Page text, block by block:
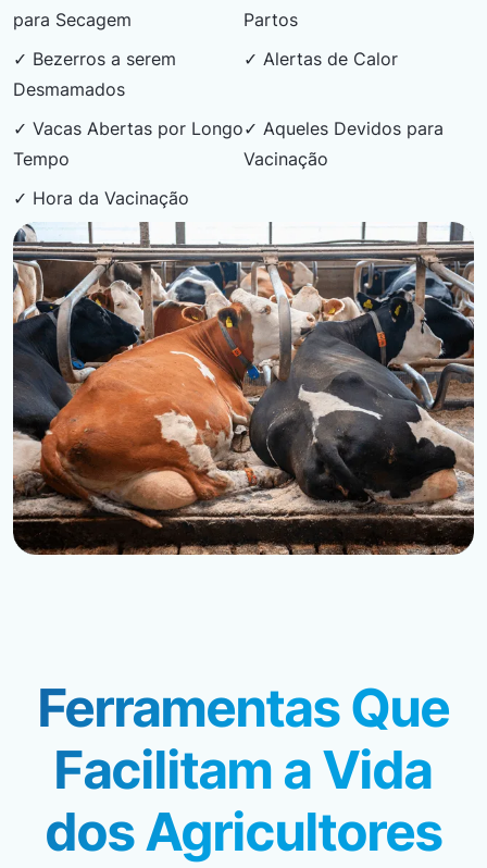
para Secagem
Partos
✓ Bezerros a serem
Desmamados
✓ Alertas de Calor
✓ Vacas Abertas por Longo
Tempo
✓ Aqueles Devidos para
Vacinação
✓ Hora da Vacinação
Ferramentas Que
Facilitam a Vida
dos Agricultores